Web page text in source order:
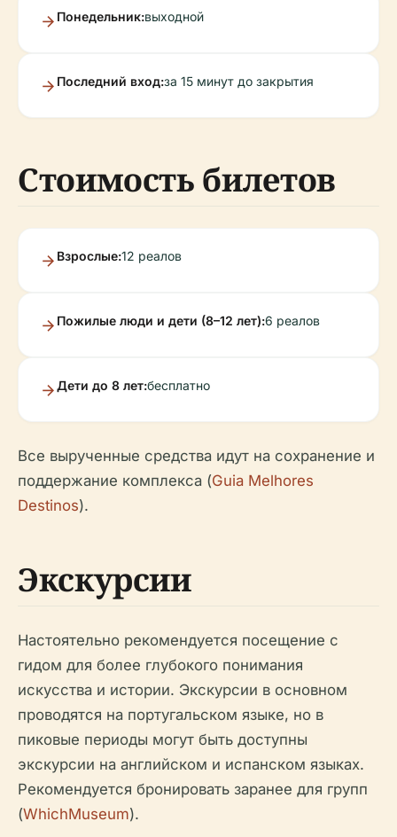
Понедельник:выходной
Последний вход:за 15 минут до закрытия
Стоимость билетов
Взрослые:12 реалов
Пожилые люди и дети (8–12 лет):6 реалов
Дети до 8 лет:бесплатно
Все вырученные средства идут на сохранение и
поддержание комплекса (Guia Melhores
Destinos).
Экскурсии
Настоятельно рекомендуется посещение с
гидом для более глубокого понимания
искусства и истории. Экскурсии в основном
проводятся на португальском языке, но в
пиковые периоды могут быть доступны
экскурсии на английском и испанском языках.
Рекомендуется бронировать заранее для групп
(WhichMuseum).